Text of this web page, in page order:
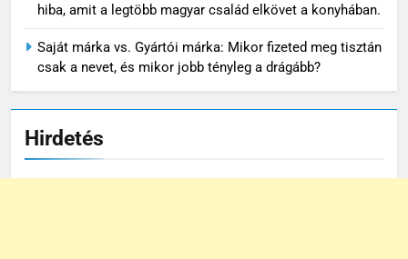
hiba, amit a legtöbb magyar család elkövet a konyhában.
Saját márka vs. Gyártói márka: Mikor fizeted meg tisztán
csak a nevet, és mikor jobb tényleg a drágább?
Hirdetés